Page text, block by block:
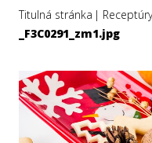
Titulná stránka Receptúry
_F3C0291_zm1.jpg